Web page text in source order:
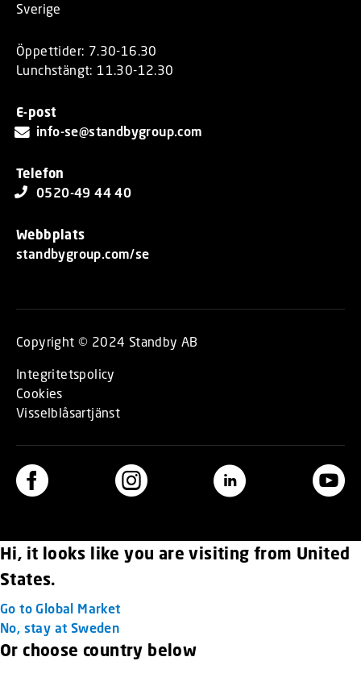
Sverige
Öppettider: 7.30-16.30
Lunchstängt: 11.30-12.30
E-post
info-se@standbygroup.com
Telefon
0520-49 44 40
Webbplats
standbygroup.com/se
Copyright © 2024 Standby AB
Integritetspolicy
Cookies
Visselblåsartjänst
Hi, it looks like you are visiting from United
States.
Go to Global Market
No, stay at Sweden
Or choose country below